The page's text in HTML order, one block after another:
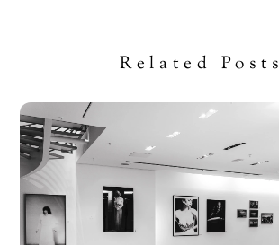
Related Posts